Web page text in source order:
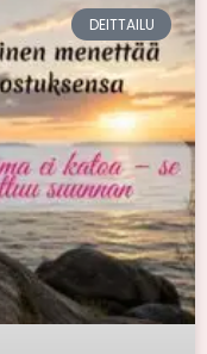
DEITTAILU